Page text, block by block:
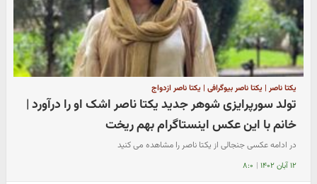
یکتا ناصر | یکتا ناصر بیوگرافی | یکتا ناصر ازدواج
تولد سورپرایزی شوهر جدید یکتا ناصر اشک او را درآورد |
خانم با این عکس اینستاگرام بهم ریخت
در ادامه عکسی جنجالی از یکتا ناصر را مشاهده می کنید
۱۲ آبان ۱۴۰۲ | ۸:۰